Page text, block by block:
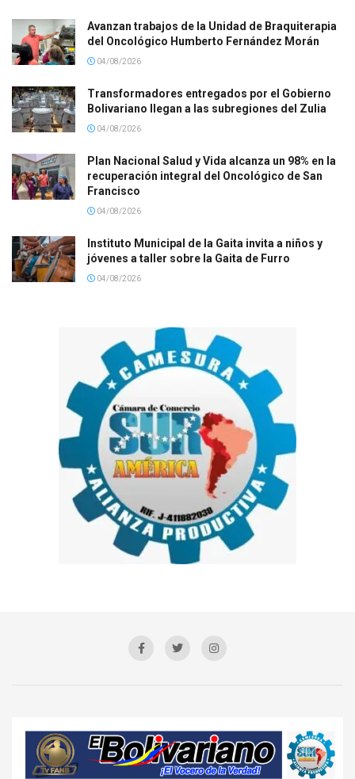
Avanzan trabajos de la Unidad de Braquiterapia
del Oncológico Humberto Fernández Morán
04/08/2026
Transformadores entregados por el Gobierno
Bolivariano llegan a las subregiones del Zulia
04/08/2026
Plan Nacional Salud y Vida alcanza un 98% en la
recuperación integral del Oncológico de San
Francisco
04/08/2026
Instituto Municipal de la Gaita invita a niños y
jóvenes a taller sobre la Gaita de Furro
04/08/2026